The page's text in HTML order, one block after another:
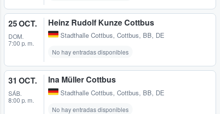
25 OCT.
DOM.
7:00 p. m.
Heinz Rudolf Kunze Cottbus
Stadthalle Cottbus, Cottbus, BB, DE
No hay entradas disponibles
31 OCT.
SÁB.
8:00 p. m.
Ina Müller Cottbus
Stadthalle Cottbus, Cottbus, BB, DE
No hay entradas disponibles